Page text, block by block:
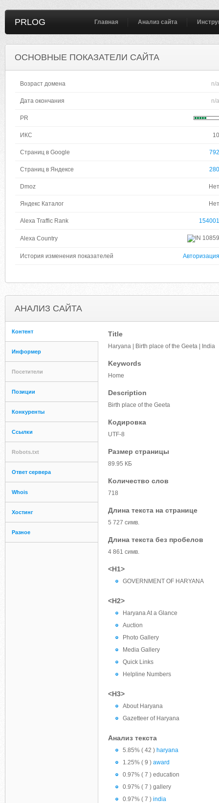
PRLOG Главная Анализ сайта
ОСНОВНЫЕ ПОКАЗАТЕЛИ САЙТА
Возраст домена n/a
Дата окончания n/a
PR
ИКС 10
Страниц в Google 792
Страниц в Яндексе 280
Dmoz Нет
Яндекс Каталог Нет
Alexa Traffic Rank 154001
Alexa Country 10859
История изменения показателей Авторизация
АНАЛИЗ САЙТА
Контент
Информер
Посетители
Позиции
Конкуренты
Ссылки
Robots.txt
Ответ сервера
Whois
Хостинг
Разное
Title
Haryana | Birth place of the Geeta | India
Keywords
Home
Description
Birth place of the Geeta
Кодировка
UTF-8
Размер страницы
89.95 КБ
Количество слов
718
Длина текста на странице
5 727 симв.
Длина текста без пробелов
4 861 симв.
<H1>
GOVERNMENT OF HARYANA
<H2>
Haryana At a Glance
Auction
Photo Gallery
Media Gallery
Quick Links
Helpline Numbers
<H3>
About Haryana
Gazetteer of Haryana
Анализ текста
5.85% ( 42 ) haryana
1.25% ( 9 ) award
0.97% ( 7 ) education
0.97% ( 7 ) gallery
0.97% ( 7 ) india